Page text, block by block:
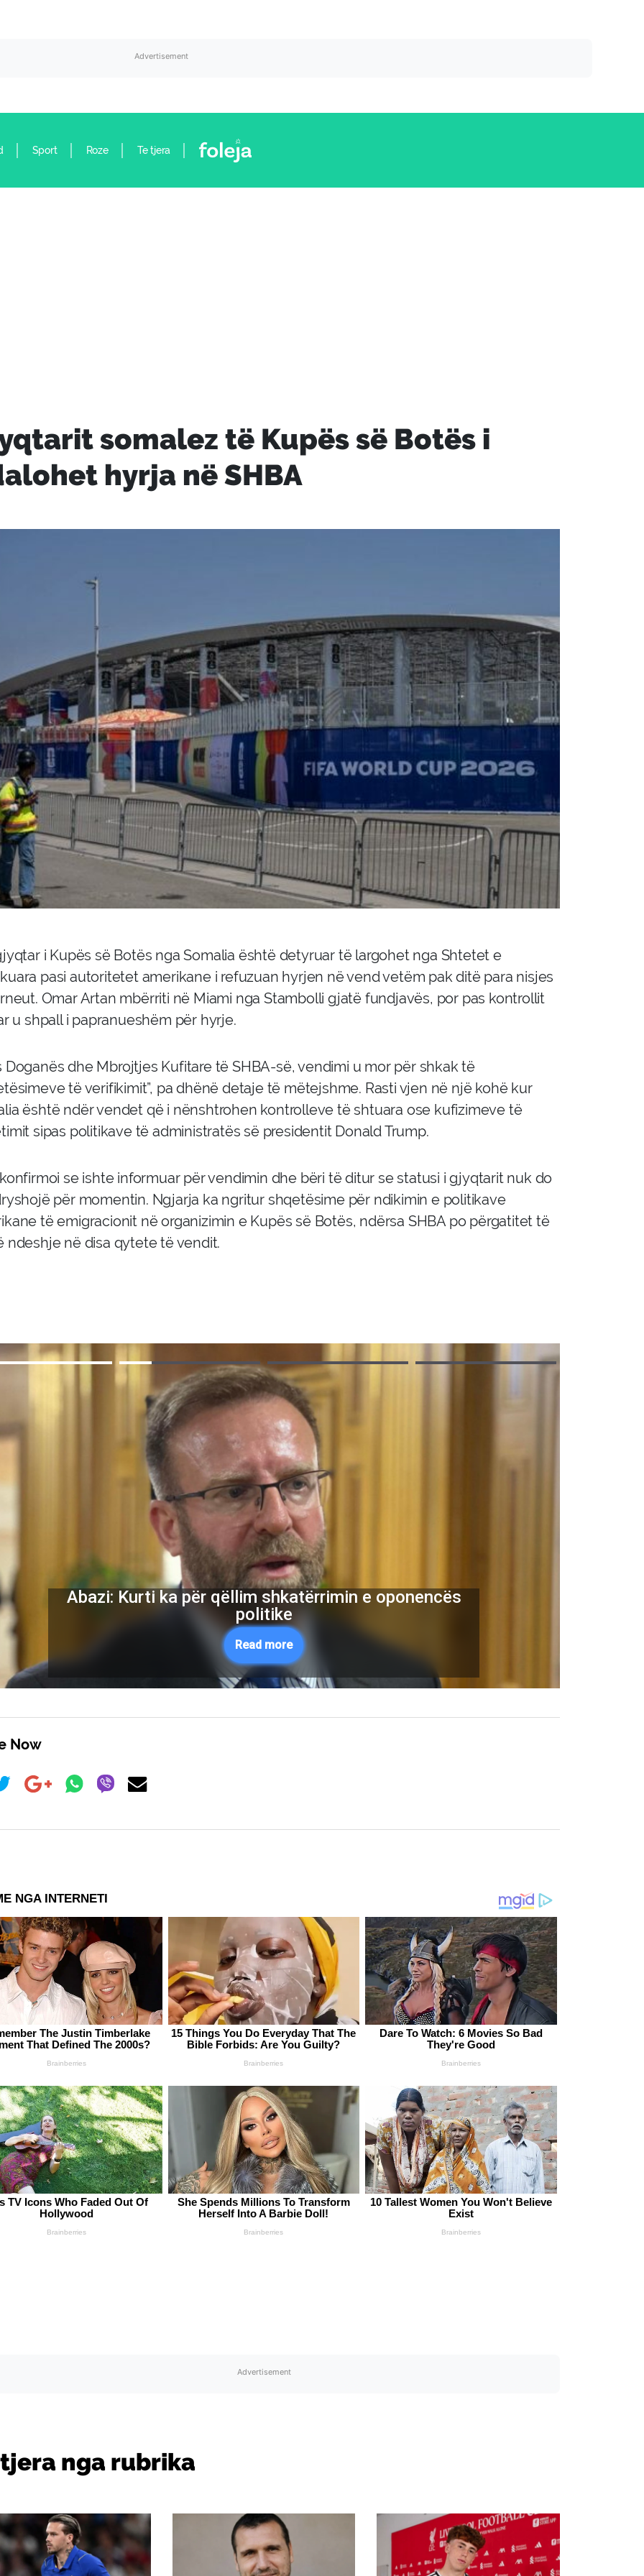
Advertisement
Sport Roze Te tjera
somalez të Kupës së Botës i
hyrja në SHBA
i Kupës së Botës nga Somalia është detyruar të largohet nga Shtetet e
pasi autoritetet amerikane i refuzuan hyrjen në vend vetëm pak ditë para nisjes
Omar Artan mbërriti në Miami nga Stambolli gjatë fundjavës, por pas kontrollit
u shpall i papranueshëm për hyrje.
Doganës dhe Mbrojtjes Kufitare të SHBA-së, vendimi u mor për shkak të
të verifikimit”, pa dhënë detaje të mëtejshme. Rasti vjen në një kohë kur
është ndër vendet që i nënshtrohen kontrolleve të shtuara ose kufizimeve të
sipas politikave të administratës së presidentit Donald Trump.
se ishte informuar për vendimin dhe bëri të ditur se statusi i gjyqtarit nuk do
për momentin. Ngjarja ka ngritur shqetësime për ndikimin e politikave
të emigracionit në organizimin e Kupës së Botës, ndërsa SHBA po përgatitet të
ndeshje në disa qytete të vendit.
Abazi: Kurti ka për qëllim shkatërrimin e oponencës
politike
Read more
Now
NGA INTERNETI
The Justin Timberlake
That Defined The 2000s?
Brainberries
15 Things You Do Everyday That The
Bible Forbids: Are You Guilty?
Brainberries
Dare To Watch: 6 Movies So Bad
They're Good
Brainberries
TV Icons Who Faded Out Of
Hollywood
Brainberries
She Spends Millions To Transform
Herself Into A Barbie Doll!
Brainberries
10 Tallest Women You Won't Believe
Exist
Brainberries
Advertisement
nga rubrika